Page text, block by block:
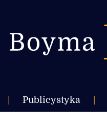
Publicystyka